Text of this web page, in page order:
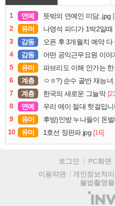
1 연예 뜻밖의 연예인 미담..jpg
2
유머 나영석 피디가 1박2일
3
감동 오픈 후 3개월치 예약 다
4
감동 어떤 공익근무요원 이야
5
유머 파브리도 이해 안가는 한
6
계층 ㅇㅎ?) 순수 골반 재능녀.
7
계층 한국의 새로운 그늘막
8
연예 우리 메이 절대 핫걸입니
9
유머 후방)인방 누나들이 돈벌때
10
유머 1호선 장판파.jpg [16]
로그인 PC화면
이용약관
개인정보처리
불법촬영